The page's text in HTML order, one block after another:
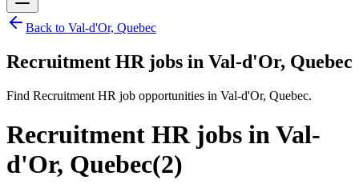
Back to Val-d'Or, Quebec
Recruitment HR jobs in Val-d'Or, Quebec
Find Recruitment HR job opportunities in Val-d'Or, Quebec.
Recruitment HR jobs in Val-
d'Or, Quebec(2)